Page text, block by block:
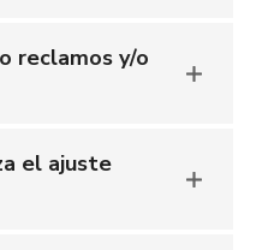
reclamos y/o
el ajuste